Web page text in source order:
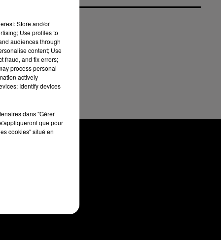
Store and/or
Use profiles to
audiences through
content; Use
fraud, and fix errors;
process personal
actively
Identify devices
dans "Gérer
que pour
cookies" situé en